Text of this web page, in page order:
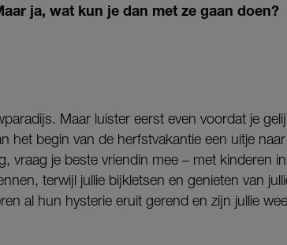
ja, wat kun je dan met ze gaan doen?
Maar luister eerst even voordat je
het begin van de herfstvakantie een uitje naar
vraag je beste vriendin mee – met kinderen
terwijl jullie bijkletsen en genieten van
al hun hysterie eruit gerend en zijn jullie